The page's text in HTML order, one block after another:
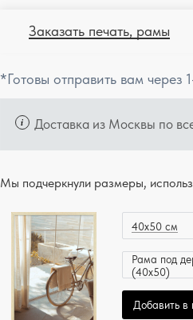
Заказать печать, рамы
*Готовы отправить вам через
Доставка из Москвы по
Мы подчеркнули размеры,
40x50 см
Рама под
(40x50)
Добавить в